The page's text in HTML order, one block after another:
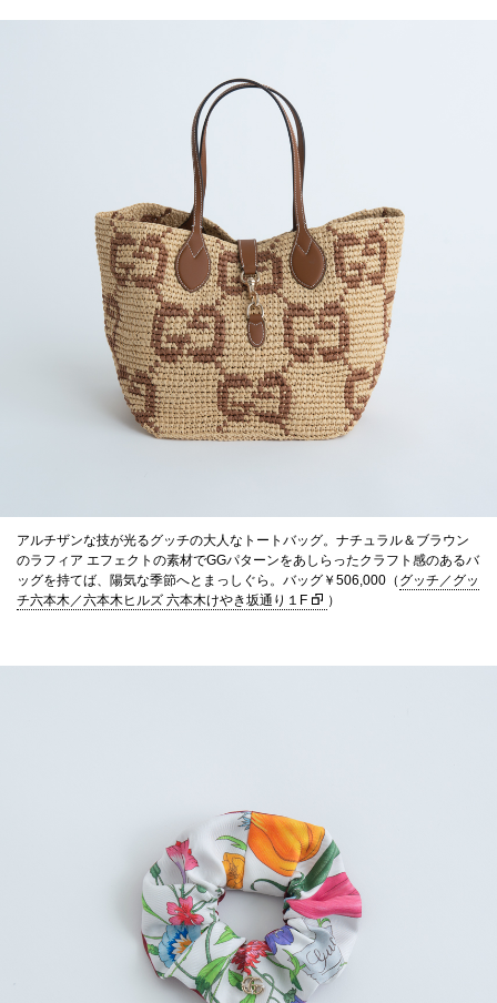
アルチザンな技が光るグッチの大人なトートバッグ。ナチュラル＆ブラウン
のラフィア エフェクトの素材でGGパターンをあしらったクラフト感のあるバ
ッグを持てば、陽気な季節へとまっしぐら。バッグ￥506,000（ グッチ／グッ
チ六本木／六本木ヒルズ 六本木けやき坂通り１F
）